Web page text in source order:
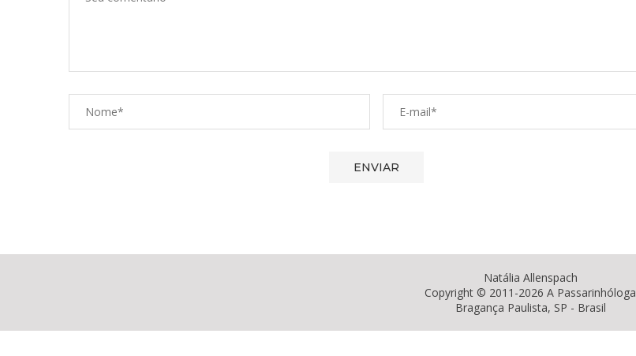
Natália Allenspach
Copyright © 2011-2026 A Passarinhóloga
Bragança Paulista, SP - Brasil